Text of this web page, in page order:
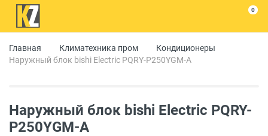
0
Главная Климатехника пром
Кондиционеры
Наружный блок bishi Electric PQRY-P250YGM-A
Наружный блок bishi Electric PQRY-
P250YGM-A